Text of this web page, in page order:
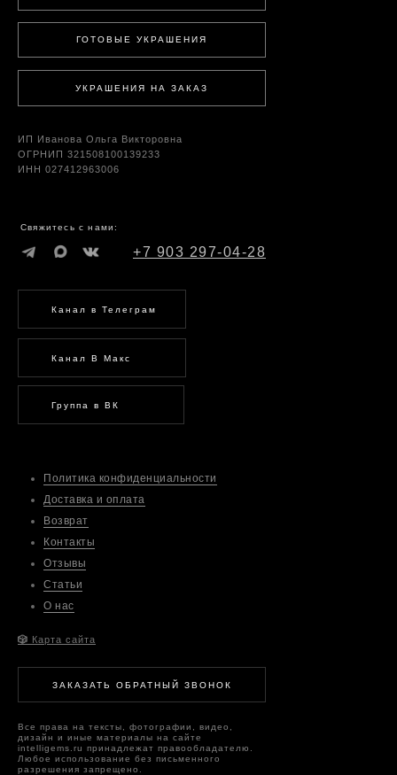
ЗАКАЗАТЬ ОБРАТНЫЙ ЗВОНОК
Все права на тексты, фотографии, видео,
дизайн и иные материалы на сайте
intelligems.ru принадлежат правообладателю.
Любое использование без письменного
разрешения запрещено.
УКРАШЕНИЯ НА ЗАКАЗ
ГОТОВЫЕ УКРАШЕНИЯ
Политика конфиденциальности
Доставка и оплата
Возврат
Контакты
Отзывы
Статьи
О нас
+7 903 297-04-28
Канал В Макс
Группа в ВК
Канал в Телеграм
Свяжитесь с нами:
🎲 Карта сайта
ИП Иванова Ольга Викторовна
ОГРНИП 321508100139233
ИНН 027412963006